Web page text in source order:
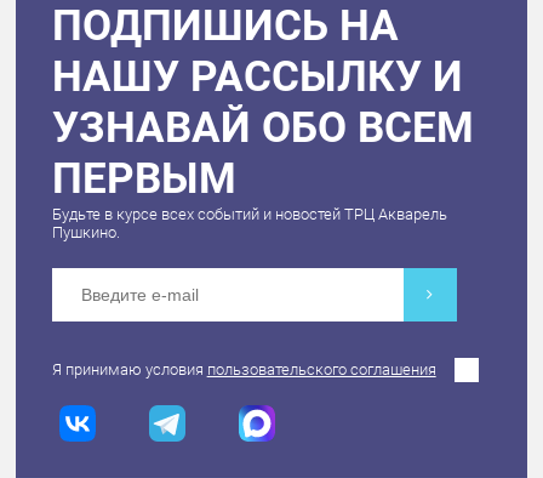
ПОДПИШИСЬ НА
НАШУ РАССЫЛКУ И
УЗНАВАЙ ОБО ВСЕМ
ПЕРВЫМ
Будьте в курсе всех событий и новостей ТРЦ Акварель
Пушкино.
Я принимаю условия пользовательского соглашения